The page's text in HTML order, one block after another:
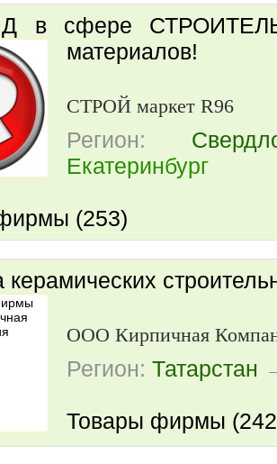
в сфере
материалов!
СТРОЙ маркет R96
Регион:
Екатеринбург
(253)
ООО Кирпичная
Регион: Татарстан
Товары фирмы